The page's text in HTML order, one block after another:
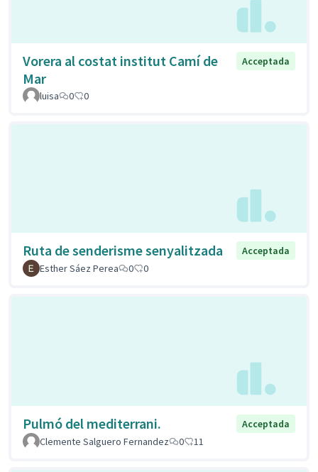
Vorera al costat institut Camí de
Mar
Acceptada
luisa 0 0
Ruta de senderisme senyalitzada
Acceptada
Esther Sáez Perea
0 0
Pulmó del mediterrani.
Acceptada
Clemente Salguero Fernandez
0 11